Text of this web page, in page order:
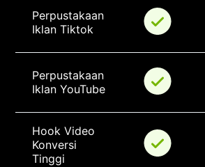
Perpustakaan
Iklan Tiktok
Perpustakaan
Iklan YouTube
Hook Video
Konversi
Tinggi